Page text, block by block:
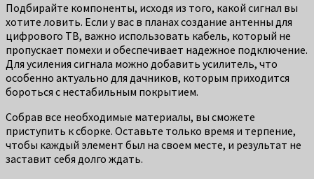
Подбирайте компоненты, исходя из того, какой сигнал вы
хотите ловить. Если у вас в планах создание антенны для
цифрового ТВ, важно использовать кабель, который не
пропускает помехи и обеспечивает надежное подключение.
Для усиления сигнала можно добавить усилитель, что
особенно актуально для дачников, которым приходится
бороться с нестабильным покрытием.
Собрав все необходимые материалы, вы сможете
приступить к сборке. Оставьте только время и терпение,
чтобы каждый элемент был на своем месте, и результат не
заставит себя долго ждать.